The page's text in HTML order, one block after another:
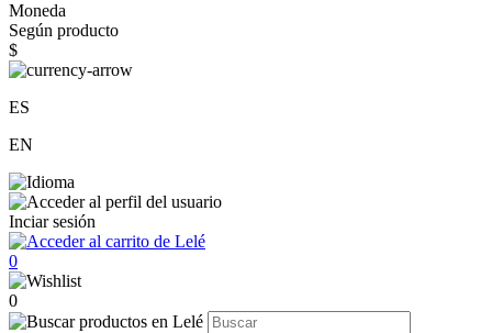
Moneda
Según producto
$
ES
EN
Inciar sesión
0
0